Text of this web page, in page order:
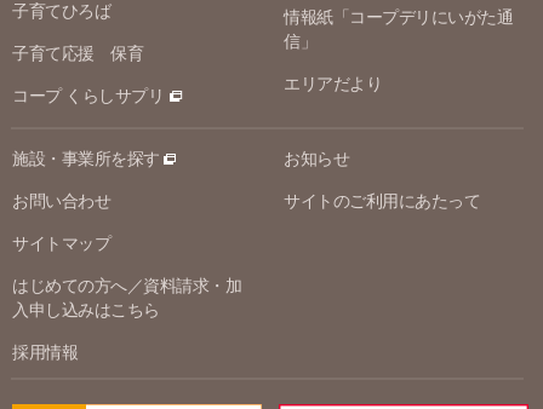
子育てひろば
子育て応援 保育
コープ くらしサプリ
情報紙「コープデリにいがた通
信」
エリアだより
施設・事業所を探す
お問い合わせ
サイトマップ
はじめての方へ／資料請求・加
入申し込みはこちら
採用情報
お知らせ
サイトのご利用にあたって